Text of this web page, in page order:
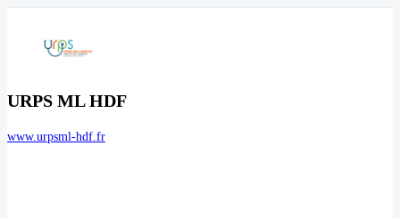
URPS ML HDF
www.urpsml-hdf.fr